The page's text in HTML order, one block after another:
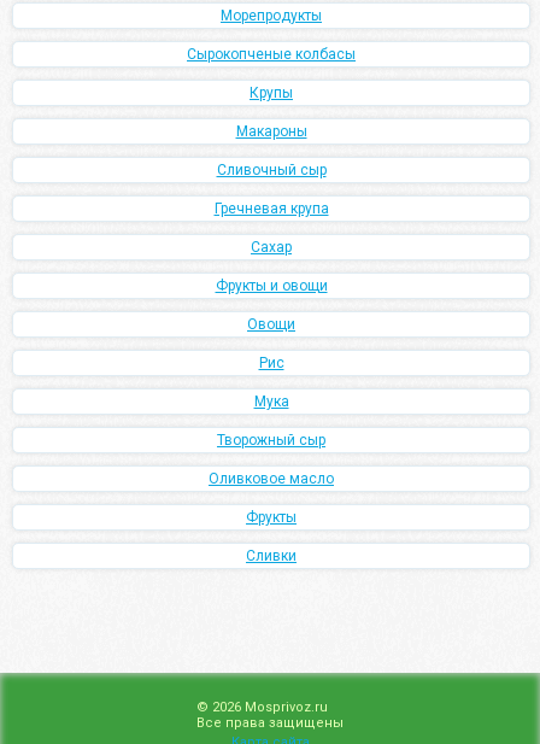
Морепродукты
Сырокопченые колбасы
Крупы
Макароны
Сливочный сыр
Гречневая крупа
Сахар
Фрукты и овощи
Овощи
Рис
Мука
Творожный сыр
Оливковое масло
Фрукты
Сливки
© 2026 Mosprivoz.ru
Все права защищены